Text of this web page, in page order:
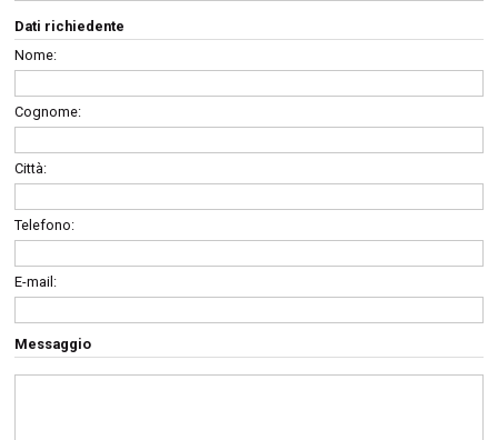
Dati richiedente
Nome:
Cognome:
Città:
Telefono:
E-mail:
Messaggio